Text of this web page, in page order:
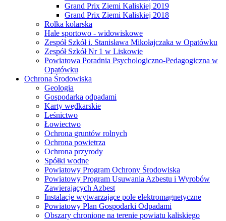
Grand Prix Ziemi Kaliskiej 2019
Grand Prix Ziemi Kaliskiej 2018
Rolka kolarska
Hale sportowo - widowiskowe
Zespół Szkół i. Stanisława Mikołajczaka w Opatówku
Zespół Szkół Nr 1 w Liskowie
Powiatowa Poradnia Psychologiczno-Pedagogiczna w
Opatówku
Ochrona Środowiska
Geologia
Gospodarka odpadami
Karty wędkarskie
Leśnictwo
Łowiectwo
Ochrona gruntów rolnych
Ochrona powietrza
Ochrona przyrody
Spółki wodne
Powiatowy Program Ochrony Środowiska
Powiatowy Program Usuwania Azbestu i Wyrobów
Zawierających Azbest
Instalacje wytwarzające pole elektromagnetyczne
Powiatowy Plan Gospodarki Odpadami
Obszary chronione na terenie powiatu kaliskiego